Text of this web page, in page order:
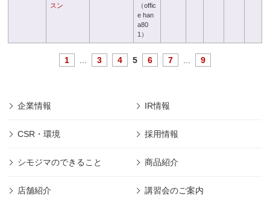
スン
（offic
e han
a80
1）
1 3 4 5 6 7 9
企業情報 IR情報
CSR・環境 採用情報
シモジマのできること 商品紹介
店舗紹介 講習会のご案内